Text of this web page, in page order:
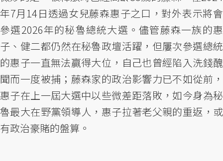
年7月14日透過女兒藤森惠子之口，對外表示將會
參選2026年的秘魯總統大選。儘管藤森一族的惠
子、健二都仍然在秘魯政壇活躍，但屢次參選總統
的惠子一直無法贏得大位，自己也曾經陷入洗錢醜
聞而一度被捕；藤森家的政治影響力已不如從前，
惠子在上一屆大選中以些微差距落敗，如今身為秘
魯最大在野黨領導人，惠子拉著老父親的重返，或
有政治豪賭的盤算。